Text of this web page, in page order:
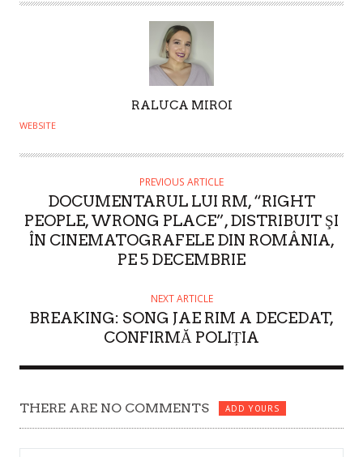
U
H
RALUCA MIROI
WEBSITE
PREVIOUS ARTICLE
DOCUMENTARUL LUI RM, “RIGHT
PEOPLE, WRONG PLACE”, DISTRIBUIT ŞI
ÎN CINEMATOGRAFELE DIN ROMÂNIA,
PE 5 DECEMBRIE
NEXT ARTICLE
BREAKING: SONG JAE RIM A DECEDAT,
CONFIRMĂ POLIȚIA
THERE ARE NO COMMENTS ADD YOURS